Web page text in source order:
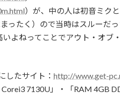
）が、中の人は初音ミク
ったく）ので当時はスルーだ
よねってことでアウト・オブ
したサイト： http://www.get-
7130U」・「RAM 4GB